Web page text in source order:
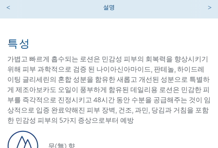
설명
특성
가볍고 빠르게 흡수되는 로션은 민감성 피부의 회복력을 향상시키기
위해 피부 과학적으로 검증 된 나이아신아마이드, 판테놀, 하이드레
이팅 글리세린의 혼합 성분을 함유한 새롭고 개선된 성분으로 특별하
게 제조아보카도 오일이 풍부하게 함유된 데일리용 로션은 민감한 피
부를 즉각적으로 진정시키고 48시간 동안 수분을 공급해주는 것이 임
상적으로 입증 완료약해진 피부 장벽, 건조, 과민, 당김과 거침을 포함
한 민감성 피부의 5가지 증상으로부터 예방
무(無) 향